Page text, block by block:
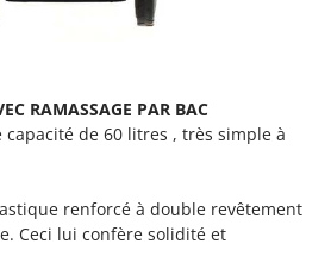
RAMASSAGE PAR BAC
capacité de 60 litres , très simple à
renforcé à double revêtement
Ceci lui confère solidité et